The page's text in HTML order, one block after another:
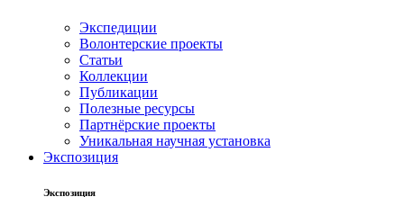
Экспедиции
Волонтерские проекты
Статьи
Коллекции
Публикации
Полезные ресурсы
Партнёрские проекты
Уникальная научная установка
Экспозиция
Экспозиция